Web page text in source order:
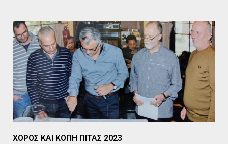
ΧΟΡΟΣ ΚΑΙ ΚΟΠΗ ΠΙΤΑΣ 2023